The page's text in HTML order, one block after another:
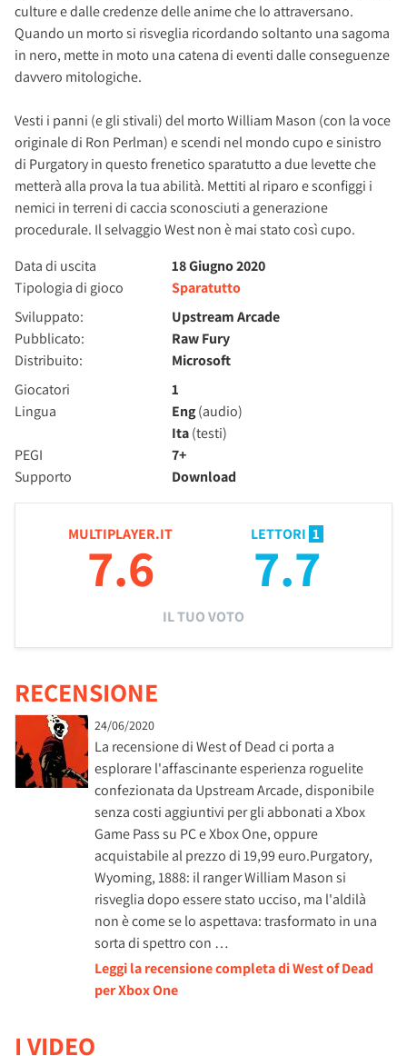
culture e dalle credenze delle anime che lo attraversano.
Quando un morto si risveglia ricordando soltanto una sagoma
in nero, mette in moto una catena di eventi dalle conseguenze
davvero mitologiche.
Vesti i panni (e gli stivali) del morto William Mason (con la voce
originale di Ron Perlman) e scendi nel mondo cupo e sinistro
di Purgatory in questo frenetico sparatutto a due levette che
metterà alla prova la tua abilità. Mettiti al riparo e sconfiggi i
nemici in terreni di caccia sconosciuti a generazione
procedurale. Il selvaggio West non è mai stato così cupo.
Data di uscita
18 Giugno 2020
Tipologia di gioco
Sparatutto
Sviluppato:
Upstream Arcade
Pubblicato:
Raw Fury
Distribuito:
Microsoft
Giocatori
1
Lingua
Eng(audio)
Ita(testi)
PEGI
7+
Supporto
Download
MULTIPLAYER.IT
7.6
LETTORI 1
7.7
IL TUO VOTO
RECENSIONE
24/06/2020
La recensione di West of Dead ci porta a
esplorare l'affascinante esperienza roguelite
confezionata da Upstream Arcade, disponibile
senza costi aggiuntivi per gli abbonati a Xbox
Game Pass su PC e Xbox One, oppure
acquistabile al prezzo di 19,99 euro.Purgatory,
Wyoming, 1888: il ranger William Mason si
risveglia dopo essere stato ucciso, ma l'aldilà
non è come se lo aspettava: trasformato in una
sorta di spettro con …
Leggi la recensione completa di West of Dead
per Xbox One
I VIDEO